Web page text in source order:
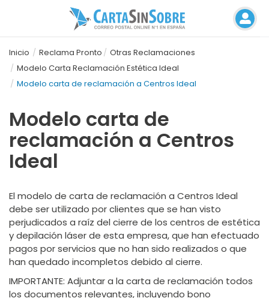
Inicio Reclama Pronto
Otras Reclamaciones
Modelo Carta Reclamación Estética Ideal
Modelo carta de reclamación a Centros Ideal
Modelo carta de
reclamación a Centros
Ideal
El modelo de carta de reclamación a Centros Ideal
debe ser utilizado por clientes que se han visto
perjudicados a raíz del cierre de los centros de estética
y depilación láser de esta empresa, que han efectuado
pagos por servicios que no han sido realizados o que
han quedado incompletos debido al cierre.
IMPORTANTE: Adjuntar a la carta de reclamación todos
los documentos relevantes, incluyendo bono